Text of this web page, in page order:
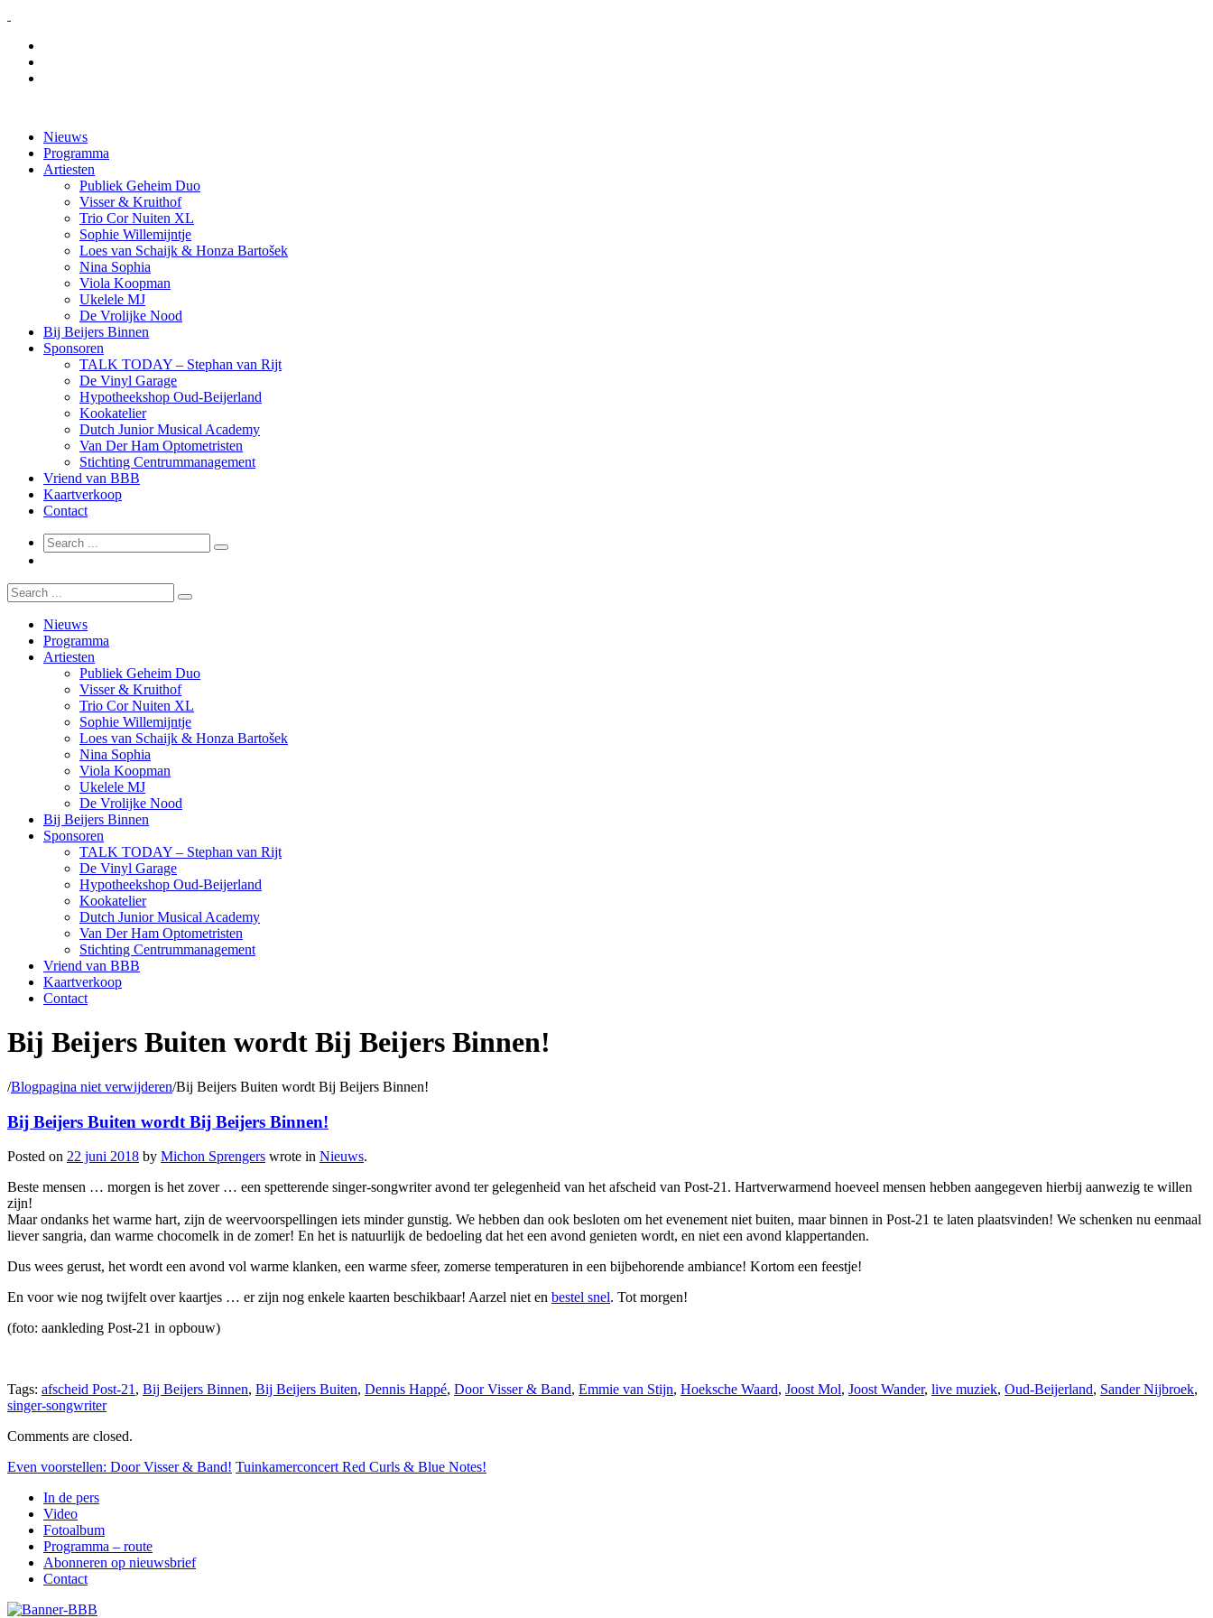
Nieuws
Programma
Artiesten
Publiek Geheim Duo
Visser & Kruithof
Trio Cor Nuiten XL
Sophie Willemijntje
Loes van Schaijk & Honza Bartošek
Nina Sophia
Viola Koopman
Ukelele MJ
De Vrolijke Nood
Bij Beijers Binnen
Sponsoren
TALK TODAY – Stephan van Rijt
De Vinyl Garage
Hypotheekshop Oud-Beijerland
Kookatelier
Dutch Junior Musical Academy
Van Der Ham Optometristen
Stichting Centrummanagement
Vriend van BBB
Kaartverkoop
Contact
Nieuws
Programma
Artiesten
Publiek Geheim Duo
Visser & Kruithof
Trio Cor Nuiten XL
Sophie Willemijntje
Loes van Schaijk & Honza Bartošek
Nina Sophia
Viola Koopman
Ukelele MJ
De Vrolijke Nood
Bij Beijers Binnen
Sponsoren
TALK TODAY – Stephan van Rijt
De Vinyl Garage
Hypotheekshop Oud-Beijerland
Kookatelier
Dutch Junior Musical Academy
Van Der Ham Optometristen
Stichting Centrummanagement
Vriend van BBB
Kaartverkoop
Contact
Bij Beijers Buiten wordt Bij Beijers Binnen!
/Blogpagina niet verwijderen/Bij Beijers Buiten wordt Bij Beijers Binnen!
Bij Beijers Buiten wordt Bij Beijers Binnen!
Posted on 22 juni 2018 by Michon Sprengers wrote in Nieuws.
Beste mensen … morgen is het zover … een spetterende singer-songwriter avond ter gelegenheid van het afscheid van Post-21. Hartverwarmend hoeveel mensen hebben aangegeven hierbij aanwezig te willen
zijn!
Maar ondanks het warme hart, zijn de weervoorspellingen iets minder gunstig. We hebben dan ook besloten om het evenement niet buiten, maar binnen in Post-21 te laten plaatsvinden! We schenken nu eenmaal
liever sangria, dan warme chocomelk in de zomer! En het is natuurlijk de bedoeling dat het een avond genieten wordt, en niet een avond klappertanden.
Dus wees gerust, het wordt een avond vol warme klanken, een warme sfeer, zomerse temperaturen in een bijbehorende ambiance! Kortom een feestje!
En voor wie nog twijfelt over kaartjes … er zijn nog enkele kaarten beschikbaar! Aarzel niet en bestel snel. Tot morgen!
(foto: aankleding Post-21 in opbouw)
Tags: afscheid Post-21 , Bij Beijers Binnen, Bij Beijers Buiten, Dennis Happé, Door Visser & Band, Emmie van Stijn, Hoeksche Waard, Joost Mol, Joost Wander, live muziek, Oud-Beijerland, Sander Nijbroek,
singer-songwriter
Comments are closed.
Even voorstellen: Door Visser & Band! Tuinkamerconcert Red Curls & Blue Notes!
In de pers
Video
Fotoalbum
Programma – route
Abonneren op nieuwsbrief
Contact